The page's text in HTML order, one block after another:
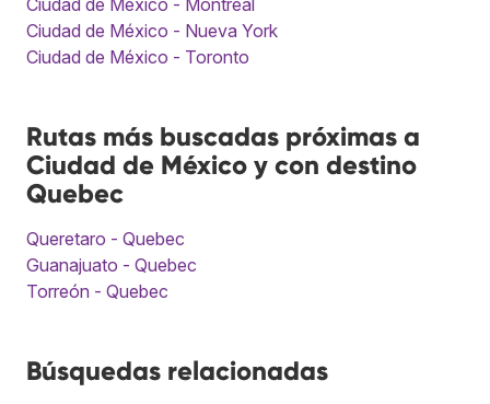
Ciudad de México - Montreal
Ciudad de México - Nueva York
Ciudad de México - Toronto
Rutas más buscadas próximas a
Ciudad de México y con destino
Quebec
Queretaro - Quebec
Guanajuato - Quebec
Torreón - Quebec
Búsquedas relacionadas